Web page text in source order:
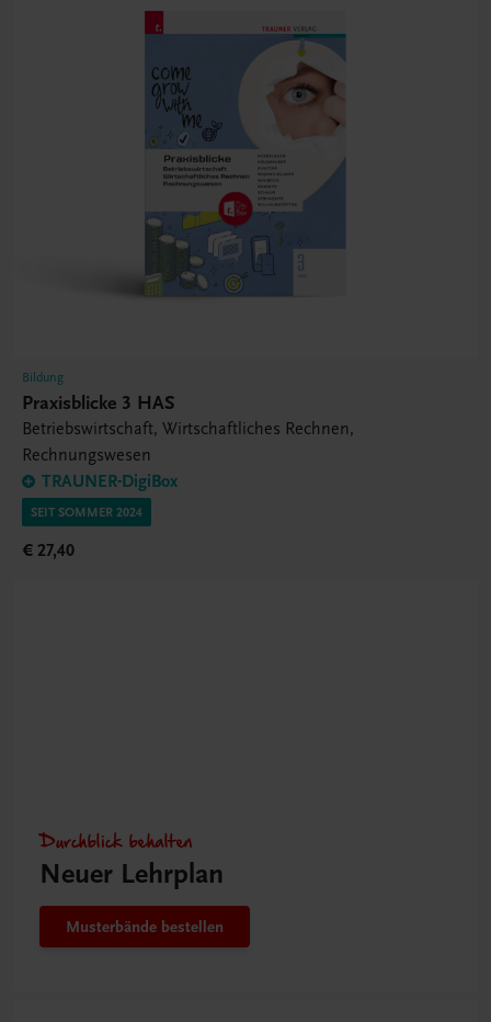
Bildung
Praxisblicke 3 HAS
Betriebswirtschaft, Wirtschaftliches Rechnen,
Rechnungswesen
TRAUNER-DigiBox
SEIT SOMMER 2024
€ 27,40
Durchblick behalten
Neuer Lehrplan
Musterbände bestellen